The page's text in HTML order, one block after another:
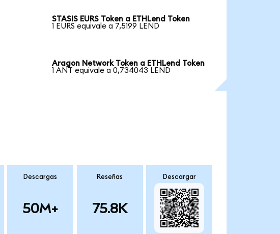
STASIS EURS Token a ETHLend Token
1 EURS equivale a 7,5199 LEND
Aragon Network Token a ETHLend Token
1 ANT equivale a 0,734043 LEND
Descargas
50M+
Reseñas
75.8K
Descargar